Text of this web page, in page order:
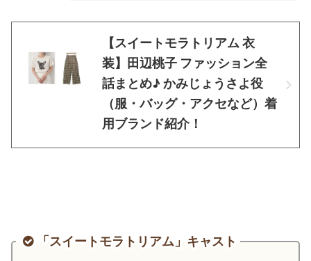
【スイートモラトリアム 衣
装】田辺桃子 ファッション全
話まとめ♪ かみじょうさよ役
（服・バッグ・アクセなど）着
用ブランド紹介！
「スイートモラトリアム」キャスト